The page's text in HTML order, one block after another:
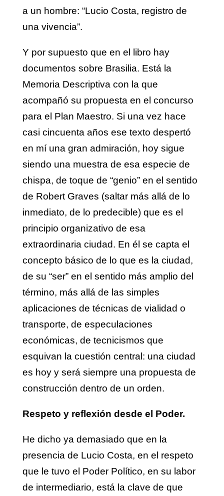
a un hombre: “Lucio Costa, registro de
una vivencia”.
Y por supuesto que en el libro hay
documentos sobre Brasilia. Está la
Memoria Descriptiva con la que
acompañó su propuesta en el concurso
para el Plan Maestro. Si una vez hace
casi cincuenta años ese texto despertó
en mí una gran admiración, hoy sigue
siendo una muestra de esa especie de
chispa, de toque de “genio” en el sentido
de Robert Graves (saltar más allá de lo
inmediato, de lo predecible) que es el
principio organizativo de esa
extraordinaria ciudad. En él se capta el
concepto básico de lo que es la ciudad,
de su “ser” en el sentido más amplio del
término, más allá de las simples
aplicaciones de técnicas de vialidad o
transporte, de especulaciones
económicas, de tecnicismos que
esquivan la cuestión central: una ciudad
es hoy y será siempre una propuesta de
construcción dentro de un orden.
Respeto y reflexión desde el Poder.
He dicho ya demasiado que en la
presencia de Lucio Costa, en el respeto
que le tuvo el Poder Político, en su labor
de intermediario, está la clave de que